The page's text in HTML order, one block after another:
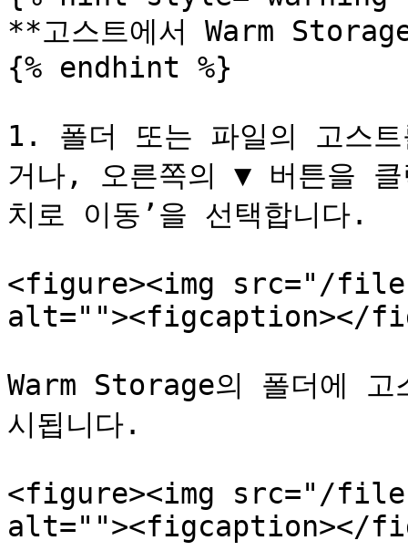
**고스트에서 Warm
{% endhint %}
1. 폴더 또는 파일의 고스
거나, 오른쪽의 ▼ 버튼을
치로 이동’을 선택합니다.
<figure><img src="/files/
alt=""><figcaption></
Warm Storage의 폴더에
시됩니다.
<figure><img src="/files/
alt=""><figcaption></